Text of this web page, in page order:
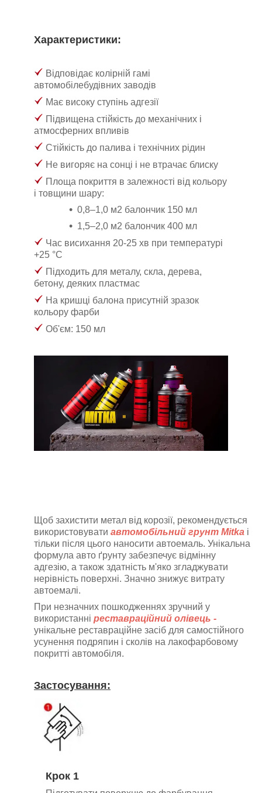
Характеристики:
Відповідає колірній гамі
автомобілебудівних заводів
Має високу ступінь адгезії
Підвищена стійкість до механічних і
атмосферних впливів
Стійкість до палива і технічних рідин
Не вигоряє на сонці і не втрачає блиску
Площа покриття в залежності від кольору
і товщини шару:
0,8–1,0 м2 балончик 150 мл
1,5–2,0 м2 балончик 400 мл
Час висихання 20-25 хв при температурі
+25 °C
Підходить для металу, скла, дерева,
бетону, деяких пластмас
На кришці балона присутній зразок
кольору фарби
Об'єм: 150 мл
Щоб захистити метал від корозії, рекомендується
використовувати автомобільний грунт Mitka і
тільки після цього наносити автоемаль. Унікальна
формула авто ґрунту забезпечує відмінну
адгезію, а також здатність м'яко згладжувати
нерівність поверхні. Значно знижує витрату
автоемалі.
При незначних пошкодженнях зручний у
використанні реставраційний олівець -
унікальне реставраційне засіб для самостійного
усунення подряпин і сколів на лакофарбовому
покритті автомобіля.
Застосування:
Крок 1